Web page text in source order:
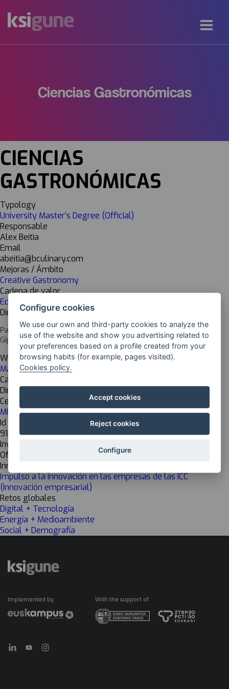
Ciencias Gastronómicas
CIENCIAS
GASTRONÓMICAS
Typology
University Master’s Degree (Official)
Responsable
Alex Beitia
Email
abeitia@bculinary.com
Mejoras / Ámbito
Creative Gastronomy
Cadena de valor
Educational
Dirección del centro
Paseo Juan Avelino Barriola, 10120009 Donostia-San Sebastián,
Gipuzkoa
Web del centro
Máster en Ciencias Gastronómicas
Cargo del responsable
Director Académico
Centro de investigación
MU Basque Culinary Center
Id Inkesta
916
Investigación
Off
Innovación
Impulso a la innovación en las empresas de las ICC
(Innovación empresarial)
Retos globales
Digital + Tecnología
Energía + Medioambiente
Social + Demografía
Implemented by With the support of
Configure cookies
We use our own and third-party cookies to analyze the
use of the website and show you advertising related to
your preferences based on a profile created from your
browsing habits (for example, pages visited).
Cookies policy.
Accept cookies
Reject cookies
Configure